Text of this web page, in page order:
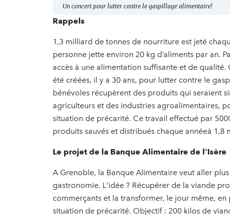
Un concert pour lutter contre le gaspillage alimentaire!
Rappels
1,3 milliard de tonnes de nourriture est jeté
personne jette environ 20 kg d’aliments par an.
accès à une alimentation suffisante et de
été créées, il y a 30 ans, pour lutter contre le
bénévoles récupèrent des produits qui seraient
agriculteurs et des industries agroalimentaires,
situation de précarité. Ce travail effectué par
produits sauvés et distribués chaque annéeà 1,8
Le projet de la Banque Alimentaire de l'Isère
A Grenoble, la Banque Alimentaire veut aller
gastronomie. L'idée ? Récupérer de la viande
commerçants et la transformer, le jour même,
situation de précarité. Objectif : 200 kilos de